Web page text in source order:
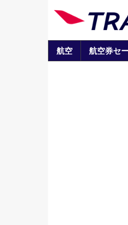
航空 航空券セ